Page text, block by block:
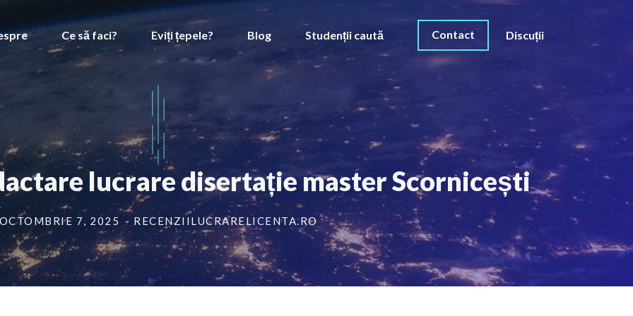
Ce să faci? Eviți țepele? Blog Studenții caută Contact Discuții
lucrare disertație master Scornicești
OCTOMBRIE 7, 2025 - RECENZIILUCRARELICENTA.RO